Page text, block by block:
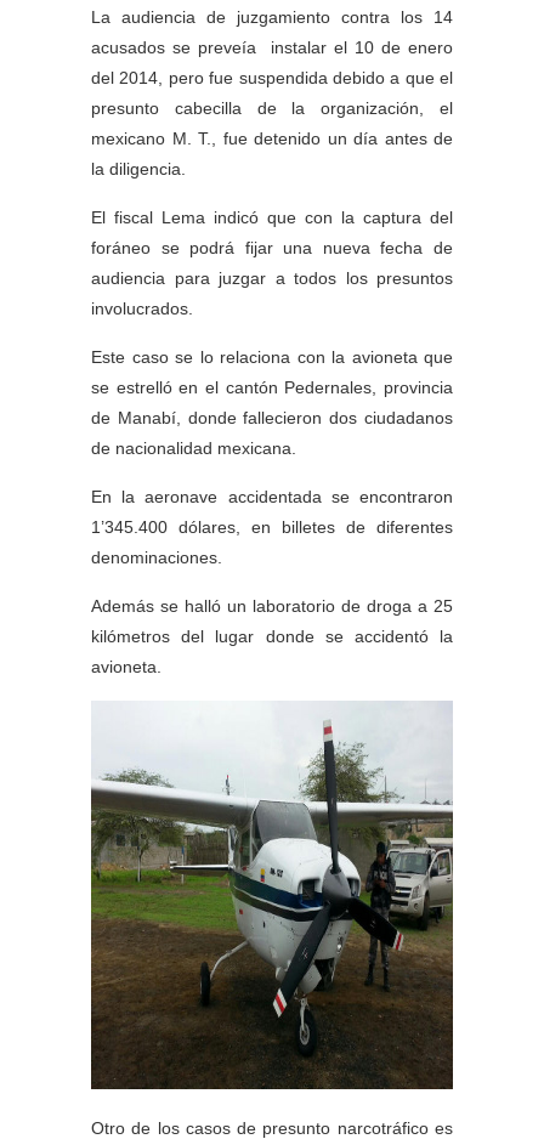
La audiencia de juzgamiento contra los 14
acusados se preveía instalar el 10 de enero
del 2014, pero fue suspendida debido a que el
presunto cabecilla de la organización, el
mexicano M. T., fue detenido un día antes de
la diligencia.
El fiscal Lema indicó que con la captura del
foráneo se podrá fijar una nueva fecha de
audiencia para juzgar a todos los presuntos
involucrados.
Este caso se lo relaciona con la avioneta que
se estrelló en el cantón Pedernales, provincia
de Manabí, donde fallecieron dos ciudadanos
de nacionalidad mexicana.
En la aeronave accidentada se encontraron
1’345.400 dólares, en billetes de diferentes
denominaciones.
Además se halló un laboratorio de droga a 25
kilómetros del lugar donde se accidentó la
avioneta.
Otro de los casos de presunto narcotráfico es